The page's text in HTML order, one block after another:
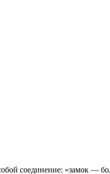
соединение: «замок —